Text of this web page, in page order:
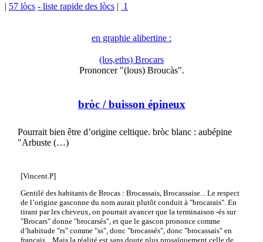
| 57 lòcs - liste rapide des lòcs | 1
en graphie alibertine :
(los,eths) Brocars
Prononcer "(lous) Broucàs".
bròc/ buisson épineux
Pourrait bien être d’origine celtique. bròc blanc : aubépine
"Arbuste (…)
[Vincent.P]
Gentilé des habitants de Brocas : Brocassais, Brocassaise... Le respect
de l’origine gasconne du nom aurait plutôt conduit à "brocarais". En
tirant par les cheveux, on pourrait avancer que la terminaison -és sur
"Brocars" donne "brocarsés", et que le gascon prononce comme
d’habitude "rs" comme "ss", donc "brocassés", donc "brocassais" en
français... Mais la réalité est sans doute plus prosaïquement celle de